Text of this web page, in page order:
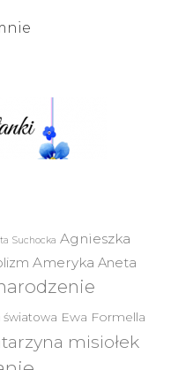
Suchocka Agnieszka
Ameryka Aneta
światowa Ewa Formella
misiołek